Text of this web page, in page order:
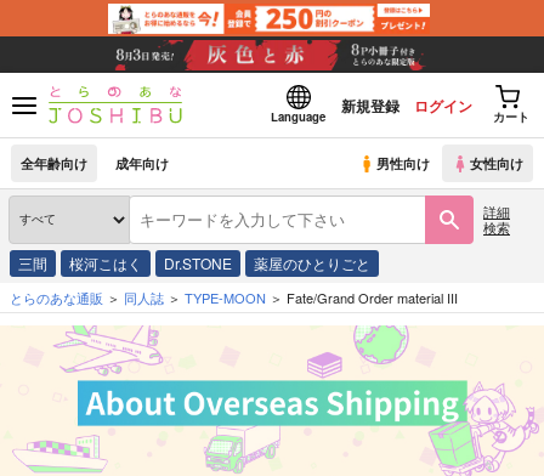
Language
新規登録 ログイン
カート
全年齢向け 成年向け 男性向け 女性向け
詳細
検索
三間 桜河こはく Dr.STONE 薬屋のひとりごと
とらのあな通販 同人誌 TYPE-MOON Fate/Grand Order material III